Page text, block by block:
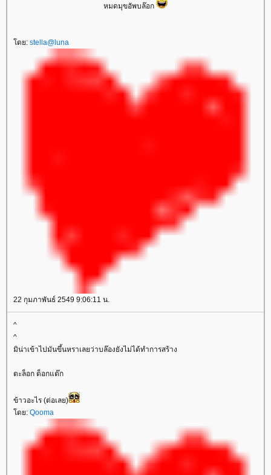
หมดมุขอัพบล๊อก
ดย: stella@luna
22 กุมภาพันธ์ 2549 9:06:11 น.
^
^
มิน่าเข้าไปมันขึ้นหราเลยว่าบล๊องยังไม่ได้ทำการสร้าง
ตะล็อก ต็อกแต๊ก
ข้าวอะไร (ต่อเลย)
ดย: Qooma